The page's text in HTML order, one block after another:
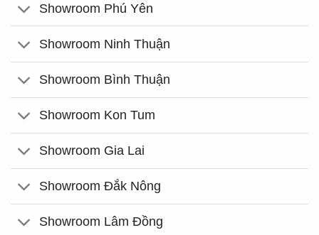
Showroom Phú Yên
Showroom Ninh Thuận
Showroom Bình Thuận
Showroom Kon Tum
Showroom Gia Lai
Showroom Đắk Nông
Showroom Lâm Đồng